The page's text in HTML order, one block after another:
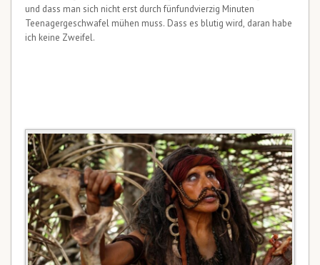
und dass man sich nicht erst durch fünfundvierzig Minuten
Teenagergeschwafel mühen muss. Dass es blutig wird, daran habe
ich keine Zweifel.